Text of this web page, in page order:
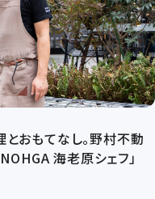
おもてなし。野村不動
海老原シェフ」